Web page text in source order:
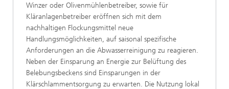
Winzer oder Olivenmühlenbetreiber, sowie für
Kläranlagenbetreiber eröffnen sich mit dem
nachhaltigen Flockungsmittel neue
Handlungsmöglichkeiten, auf saisonal spezifische
Anforderungen an die Abwasserreinigung zu reagieren.
Neben der Einsparung an Energie zur Belüftung des
Belebungsbeckens sind Einsparungen in der
Klärschlammentsorgung zu erwarten. Die Nutzung lokal